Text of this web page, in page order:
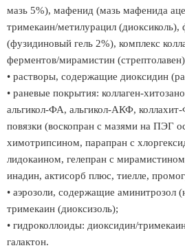
мазь 5%), мафенид (мазь мафенида
тримекаин/метилурацил (диоксиколь),
(фузидиновый гель 2%), комплекс
ферментов/мирамистин
• растворы, содержащие диоксидин
• раневые покрытия: коллаген-
альгикол-ФА, альгикол-АКФ,
повязки (воскопран с мазями на ПЭГ
химотрипсином, парапран с
лидокаином, гелепран с
инадин, актисорб плюс, тиелле,
• аэрозоли, содержащие аминитрозол
тримекаин (диоксизоль);
• гидроколлоиды: диоксидин/
галактон.